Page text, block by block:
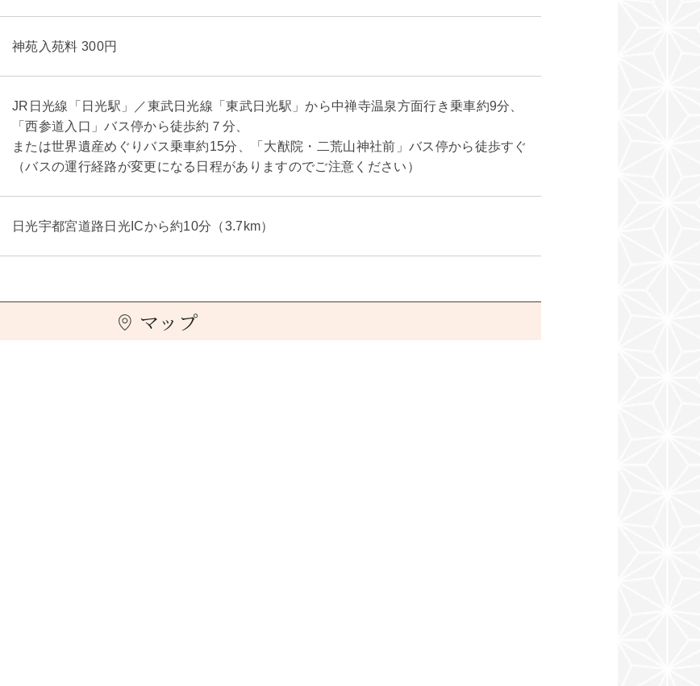
神苑入苑料 300円
JR日光線「日光駅」／東武日光線「東武日光駅」から中禅寺温泉方面行き乗車約9分、
「西参道入口」バス停から徒歩約７分、
または世界遺産めぐりバス乗車約15分、「大猷院・二荒山神社前」バス停から徒歩すぐ
（バスの運行経路が変更になる日程がありますのでご注意ください）
日光宇都宮道路日光ICから約10分（3.7km）
マップ